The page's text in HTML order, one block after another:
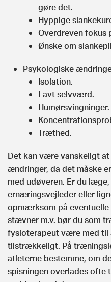
gøre det.
Hyppige
Overdreven fokus
Ønske om
Psykologiske
Isolation.
Lavt selvværd.
Humørsvingninger.
Træthed.
Det kan være vanskeligt
ændringer, da det måske
med udøveren. Er du
ernæringsvejleder eller
opmærksom på eventuelle
stævner m.v. bør du som
fysioterapeut være med til
tilstrækkeligt. På
atleterne bestemme, om
spisningen overlades ofte